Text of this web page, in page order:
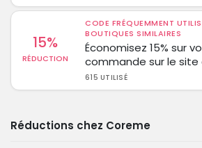
15%
RÉDUCTION
CODE FRÉQUEMMENT
BOUTIQUES SIMILAIRES
Économisez 15% sur
commande sur le site
615 UTILISÉ
Réductions chez Coreme